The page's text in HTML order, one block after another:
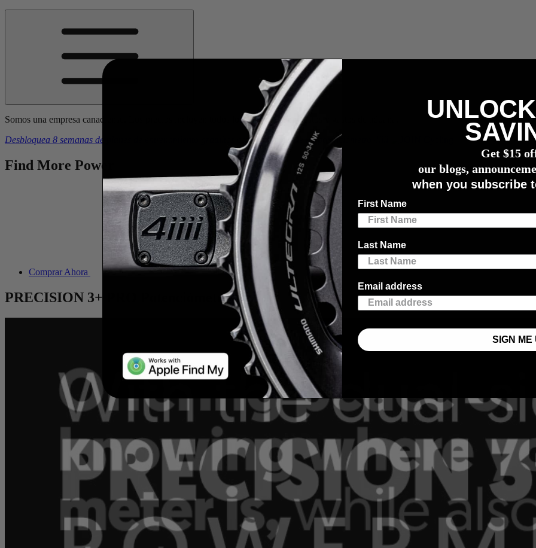
Somos una empresa canadiense. Los precios incluyen todos los aranceles, impuestos y gastos de aduana.
Desbloquea 8 semanas de planes de entrenamiento gratuitos
con la compra de un potenciómetro
Find More Power
Comprar Ahora
PRECISION 3+ PRO Potenciómetro
Get $15
our blogs,
when you subscribe
First Name
Last Name
Email address
SIGN ME